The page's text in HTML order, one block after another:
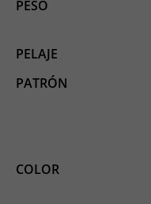
PESO
PELAJE
PATRÓN
COLOR